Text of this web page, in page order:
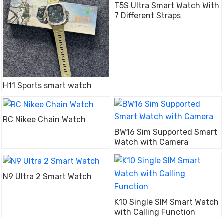
H11 Sports smart watch
T5S Ultra Smart Watch With
7 Different Straps
RC Nikee Chain Watch
BW16 Sim Supported Smart
Watch with Camera
N9 Ultra 2 Smart Watch
K10 Single SIM Smart Watch
with Calling Function